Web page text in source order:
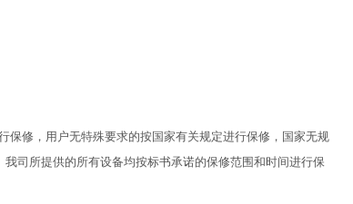
保修，用户无特殊要求的按国家有关规定进行保修，国家无规
司所提供的所有设备均按标书承诺的保修范围和时间进行保